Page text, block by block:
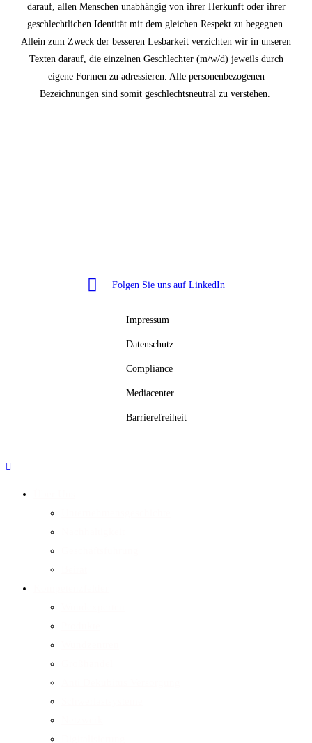
darauf, allen Menschen unabhängig von ihrer Herkunft oder ihrer
geschlechtlichen Identität mit dem gleichen Respekt zu begegnen.
Allein zum Zweck der besseren Lesbarkeit verzichten wir in unseren
Texten darauf, die einzelnen Geschlechter (m/w/d) jeweils durch
eigene Formen zu adressieren. Alle personenbezogenen
Bezeichnungen sind somit geschlechtsneutral zu verstehen.
Folgen Sie uns auf LinkedIn
Impressum
Datenschutz
Compliance
Mediacenter
Barrierefreiheit